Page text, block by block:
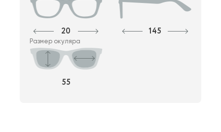
20 145
Размер окуляра
55